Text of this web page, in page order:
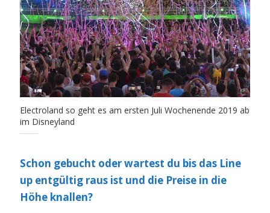
Electroland so geht es am ersten Juli Wochenende 2019 ab
im Disneyland
Schon gebucht oder wartest du bis das Line
up entgültig raus ist und die Preise in die
Höhe knallen?